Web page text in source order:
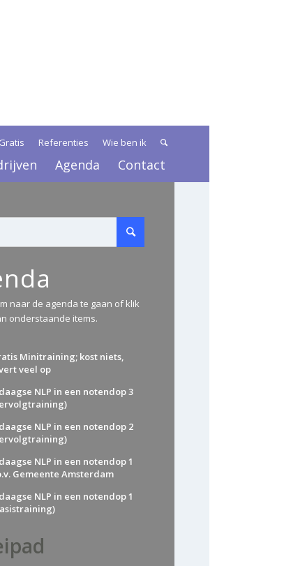
Gratis Referenties Wie ben ik
Agenda Contact
naar de agenda te gaan of klik
onderstaande items.
Minitraining; kost niets,
veel op
NLP in een notendop 3
NLP in een notendop 2
NLP in een notendop 1
Gemeente Amsterdam
NLP in een notendop 1